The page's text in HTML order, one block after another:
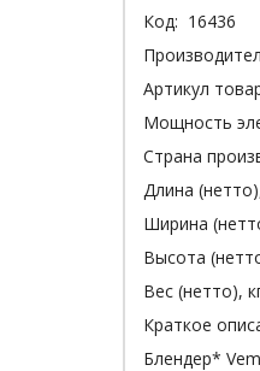
Код: 16436
Артикул
Мощность
Страна
Длина
Ширина
Высота
Вес
Краткое
Блендер*